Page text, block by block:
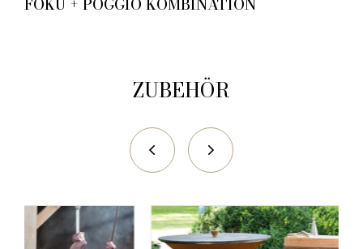
FOKU + POGGIO KOMBINATION
ZUBEHÖR